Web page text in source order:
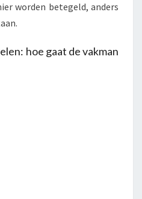
worden betegeld, anders
hoe gaat de vakman